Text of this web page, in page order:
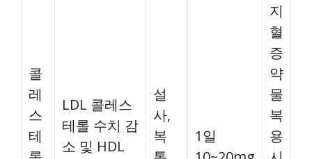
콜
레
스
테
LDL 콜레스
테롤 수치 감
소 및 HDL
설
사,
복
1일
지
혈
증
약
물
복
용